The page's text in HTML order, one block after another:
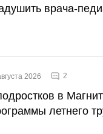
врача-
2026 2
в
летнего